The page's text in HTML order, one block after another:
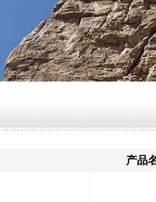
产品